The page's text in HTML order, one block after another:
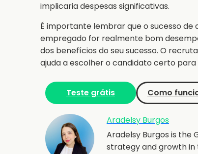
implicaria despesas significativas.
É importante lembrar que o sucesso de
empregado for realmente bom
dos benefícios do seu sucesso. O
ajuda a escolher o candidato certo
Teste grátis Como
Aradelsy Burgos
Aradelsy Burgos is the
strategy and growth in